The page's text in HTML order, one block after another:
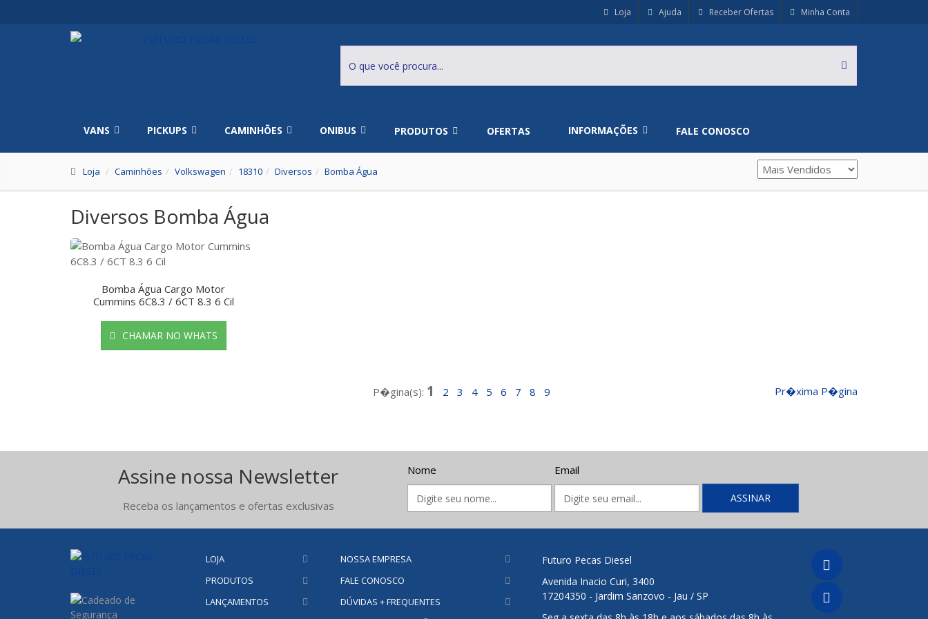
Loja Ajuda Receber Ofertas Minha Conta
VANS PICKUPS CAMINHÕES ONIBUS PRODUTOS OFERTAS INFORMAÇÕES FALE CONOSCO
Loja Caminhões Volkswagen 18310 Diversos Bomba Água
Diversos Bomba Água
Bomba Água Cargo Motor
Cummins 6C8.3 / 6CT 8.3 6 Cil
CHAMAR NO WHATS
P�gina(s): 1 2 3 4 5 6 7 8 9 Pr�xima P�gina
Assine nossa Newsletter
Receba os lançamentos e ofertas exclusivas
Nome Email
LOJA
PRODUTOS
LANÇAMENTOS
NOSSA EMPRESA
FALE CONOSCO
DÚVIDAS + FREQUENTES
Futuro Pecas Diesel
Avenida Inacio Curi, 3400
17204350 - Jardim Sanzovo - Jau / SP